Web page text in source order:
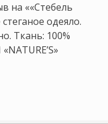
на ««Стебель
одеяло.
Ткань: 100%